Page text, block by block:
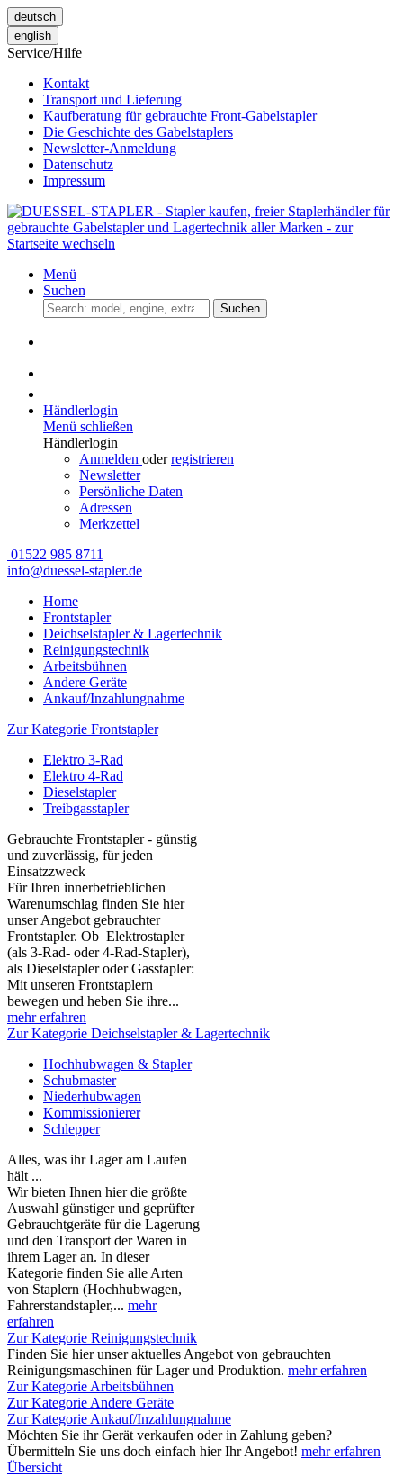
deutsch
english
Service/Hilfe
Kontakt
Transport und Lieferung
Kaufberatung für gebrauchte Front-Gabelstapler
Die Geschichte des Gabelstaplers
Newsletter-Anmeldung
Datenschutz
Impressum
Menü
Suchen
Suchen
Händlerlogin
Menü schließen
Händlerlogin
Anmelden oderregistrieren
Newsletter
Persönliche Daten
Adressen
Merkzettel
01522 985 8711
info@duessel-stapler.de
Home
Frontstapler
Deichselstapler & Lagertechnik
Reinigungstechnik
Arbeitsbühnen
Andere Geräte
Ankauf/Inzahlungnahme
Zur Kategorie Frontstapler
Elektro 3-Rad
Elektro 4-Rad
Dieselstapler
Treibgasstapler
Gebrauchte Frontstapler - günstig
und zuverlässig, für jeden
Einsatzzweck
Für Ihren innerbetrieblichen
Warenumschlag finden Sie hier
unser Angebot gebrauchter
Frontstapler. Ob Elektrostapler
(als 3-Rad- oder 4-Rad-Stapler),
als Dieselstapler oder Gasstapler:
Mit unseren Frontstaplern
bewegen und heben Sie ihre...
mehr erfahren
Zur Kategorie Deichselstapler & Lagertechnik
Hochhubwagen & Stapler
Schubmaster
Niederhubwagen
Kommissionierer
Schlepper
Alles, was ihr Lager am Laufen
hält ...
Wir bieten Ihnen hier die größte
Auswahl günstiger und geprüfter
Gebrauchtgeräte für die Lagerung
und den Transport der Waren in
ihrem Lager an. In dieser
Kategorie finden Sie alle Arten
von Staplern (Hochhubwagen,
Fahrerstandstapler,... mehr
erfahren
Zur Kategorie Reinigungstechnik
Finden Sie hier unser aktuelles Angebot von gebrauchten
Reinigungsmaschinen für Lager und Produktion. mehr erfahren
Zur Kategorie Arbeitsbühnen
Zur Kategorie Andere Geräte
Zur Kategorie Ankauf/Inzahlungnahme
Möchten Sie ihr Gerät verkaufen oder in Zahlung geben?
Übermitteln Sie uns doch einfach hier Ihr Angebot! mehr erfahren
Übersicht